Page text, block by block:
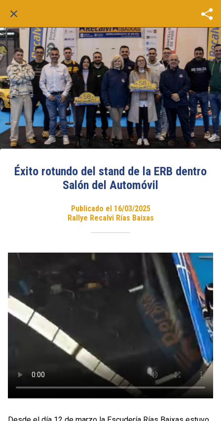
Éxito rotundo del stand de la ERB dentro
Salón del Automóvil
Publicado el 16/03/2025
Rallye Recalvi Rías Baixas